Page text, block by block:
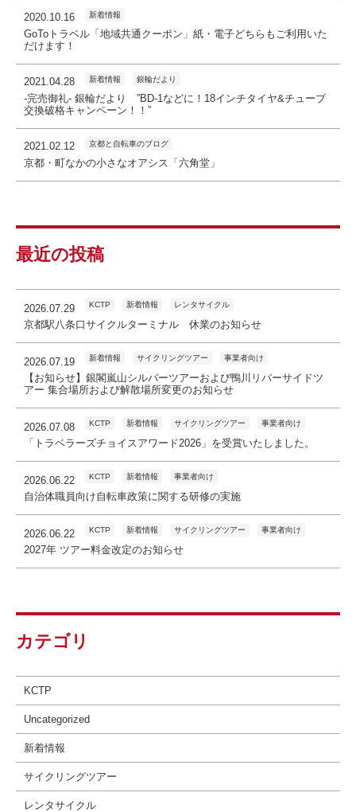
2020.10.16 新着情報
GoToトラベル「地域共通クーポン」紙・電子どちらもご利用いた
だけます！
2021.04.28 新着情報 銀輪だより
-完売御礼- 銀輪だより ”BD-1などに！18インチタイヤ&チューブ
交換破格キャンペーン！！”
2021.02.12 京都と自転車のブログ
京都・町なかの小さなオアシス「六角堂」
最近の投稿
2026.07.29 KCTP 新着情報 レンタサイクル
京都駅八条口サイクルターミナル 休業のお知らせ
2026.07.19 新着情報 サイクリングツアー 事業者向け
【お知らせ】銀閣嵐山シルバーツアーおよび鴨川リバーサイドツ
アー 集合場所および解散場所変更のお知らせ
2026.07.08 KCTP 新着情報 サイクリングツアー 事業者向け
「トラベラーズチョイスアワード2026」を受賞いたしました。
2026.06.22 KCTP 新着情報 事業者向け
自治体職員向け自転車政策に関する研修の実施
2026.06.22 KCTP 新着情報 サイクリングツアー 事業者向け
2027年 ツアー料金改定のお知らせ
カテゴリ
KCTP
Uncategorized
新着情報
サイクリングツアー
レンタサイクル